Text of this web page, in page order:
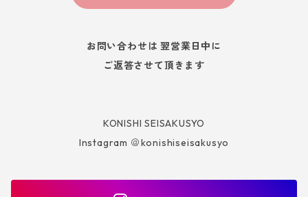
お問い合わせは 翌営業日中に
ご返答させて頂きます
KONISHI SEISAKUSYO
Instagram ＠konishiseisakusyo